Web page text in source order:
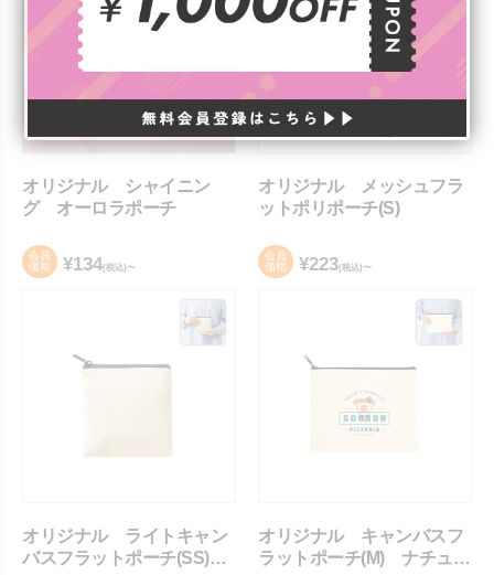
オリジナル シャイニン
グ オーロラポーチ
会員
価格
¥134(税込)〜
オリジナル メッシュフラ
ットポリポーチ(S)
会員
価格
¥223(税込)〜
オリジナル ライトキャン
バスフラットポーチ(SS)
オリジナル キャンバスフ
ラットポーチ(M) ナチュラ